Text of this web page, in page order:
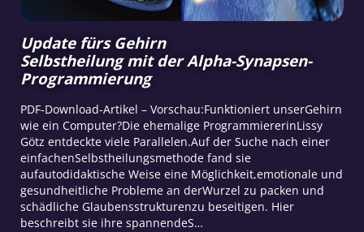
Update fürs Gehirn
Selbstheilung mit der Alpha-Synapsen-
Programmierung
PDF-Download-Artikel – Vorschau:Funktioniert unserGehirn
wie ein Computer?Die ehemalige ProgrammiererinLissy
Götz entdeckte viele Parallelen.Auf der Suche nach einer
einfachenSelbstheilungsmethode fand sie
aufautodidaktische Weise eine Möglichkeit,emotionale und
gesundheitliche Probleme an derWurzel zu packen und
schädliche Glaubensstrukturenzu beseitigen. Hier
beschreibt sie ihre spannendeS…